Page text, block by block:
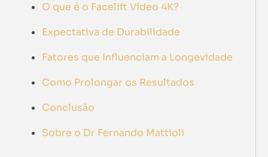
O que é o Facelift Vídeo 4K?
Expectativa de Durabilidade
Fatores que Influenciam a Longevidade
Como Prolongar os Resultados
Conclusão
Sobre o Dr Fernando Mattioli